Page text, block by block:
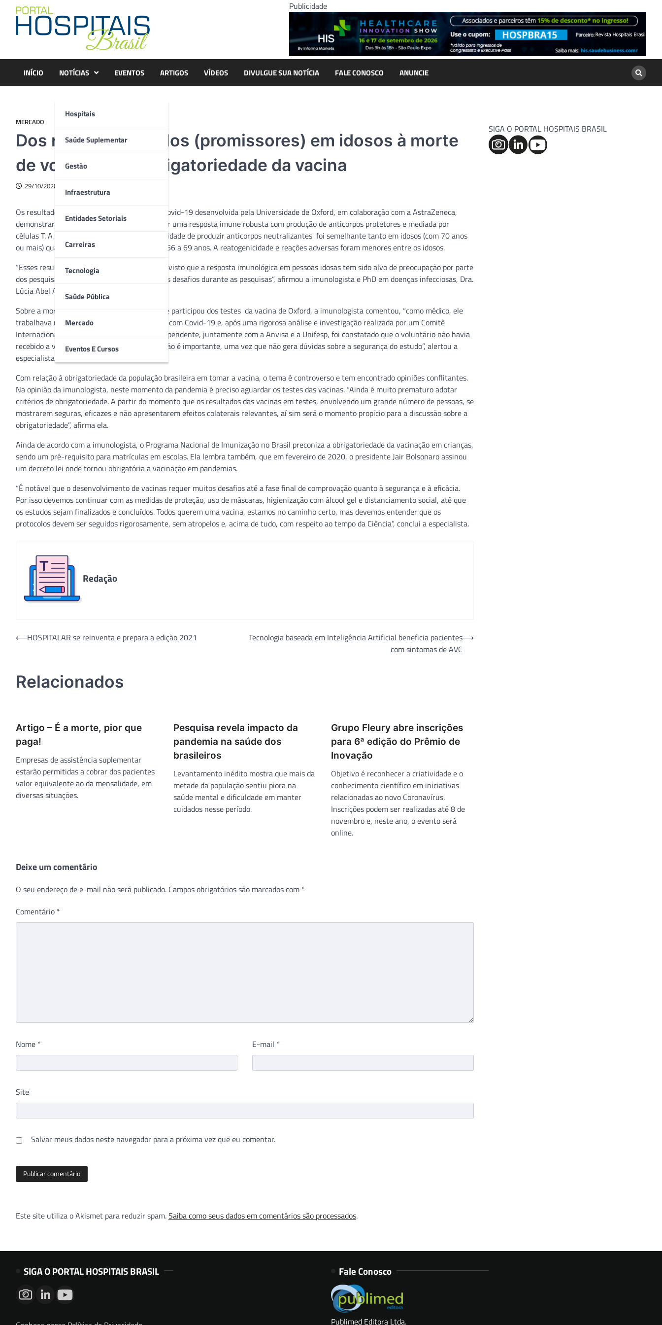
content
Publicidade
INÍCIO NOTÍCIAS
Hospitais
Saúde Suplementar
Gestão
Infraestrutura
Entidades Setoriais
Carreiras
Tecnologia
Saúde Pública
Mercado
Eventos E Cursos
EVENTOS ARTIGOS VÍDEOS DIVULGUE SUA NOTÍCIA FALE CONOSCO ANUNCIE
MERCADO
Dos novos resultados (promissores) em idosos à morte
de voluntário e obrigatoriedade da vacina
29/10/2020
Os resultados dos testes da vacina contra a Covid-19 desenvolvida pela Universidade de Oxford, em colaboração com a AstraZeneca,
demonstraram que a vacina é capaz de induzir uma resposta imune robusta com produção de anticorpos protetores e mediada por
células T. A imunogenicidade, ou seja, a capacidade de produzir anticorpos neutralizantes foi semelhante tanto em idosos (com 70 anos
ou mais) quanto em grupos de pessoas entre 56 a 69 anos. A reatogenicidade e reações adversas foram menores entre os idosos.
“Esses resultados são de grande importância, visto que a resposta imunológica em pessoas idosas tem sido alvo de preocupação por parte
dos pesquisadores, e constitui um dos maiores desafios durante as pesquisas”, afirmou a imunologista e PhD em doenças infecciosas, Dra.
Lúcia Abel Awad.
Sobre a morte de um voluntário brasileiro que participou dos testes da vacina de Oxford, a imunologista comentou, “como médico, ele
trabalhava na linha com pacientes infectados com Covid-19 e, após uma rigorosa análise e investigação realizada por um Comitê
Internacional de Avaliação de Segurança independente, juntamente com a Anvisa e a Unifesp, foi constatado que o voluntário não havia
recebido a vacina, e sim o placebo. Essa revisão é importante, uma vez que não gera dúvidas sobre a segurança do estudo”, alertou a
especialista.
Com relação à obrigatoriedade da população brasileira em tomar a vacina, o tema é controverso e tem encontrado opiniões conflitantes.
Na opinião da imunologista, neste momento da pandemia é preciso aguardar os testes das vacinas. “Ainda é muito prematuro adotar
critérios de obrigatoriedade. A partir do momento que os resultados das vacinas em testes, envolvendo um grande número de pessoas, se
mostrarem seguras, eficazes e não apresentarem efeitos colaterais relevantes, aí sim será o momento propício para a discussão sobre a
obrigatoriedade”, afirma ela.
Ainda de acordo com a imunologista, o Programa Nacional de Imunização no Brasil preconiza a obrigatoriedade da vacinação em crianças,
sendo um pré-requisito para matrículas em escolas. Ela lembra também, que em fevereiro de 2020, o presidente Jair Bolsonaro assinou
um decreto lei onde tornou obrigatória a vacinação em pandemias.
“É notável que o desenvolvimento de vacinas requer muitos desafios até a fase final de comprovação quanto à segurança e à eficácia.
Por isso devemos continuar com as medidas de proteção, uso de máscaras, higienização com álcool gel e distanciamento social, até que
os estudos sejam finalizados e concluídos. Todos querem uma vacina, estamos no caminho certo, mas devemos entender que os
protocolos devem ser seguidos rigorosamente, sem atropelos e, acima de tudo, com respeito ao tempo da Ciência”, conclui a especialista.
Redação
Navegação
⟵HOSPITALAR se reinventa e prepara a edição 2021
Tecnologia baseada em Inteligência Artificial beneficia pacientes
com sintomas de AVC
⟶
Relacionados
Artigo – É a morte, pior que
paga!
Empresas de assistência suplementar
estarão permitidas a cobrar dos pacientes
valor equivalente ao da mensalidade, em
diversas situações.
Pesquisa revela impacto da
pandemia na saúde dos
brasileiros
Levantamento inédito mostra que mais da
metade da população sentiu piora na
saúde mental e dificuldade em manter
cuidados nesse período.
Grupo Fleury abre inscrições
para 6ª edição do Prêmio de
Inovação
Objetivo é reconhecer a criatividade e o
conhecimento científico em iniciativas
relacionadas ao novo Coronavírus.
Inscrições podem ser realizadas até 8 de
novembro e, neste ano, o evento será
online.
Deixe um comentário
O seu endereço de e-mail não será publicado. Campos obrigatórios são marcados com *
Comentário *
Nome * E-mail *
Site
Salvar meus dados neste navegador para a próxima vez que eu comentar.
Este site utiliza o Akismet para reduzir spam.Saiba como seus dados em comentários são processados.
SIGA O PORTAL HOSPITAIS BRASIL
SIGA O PORTAL HOSPITAIS BRASIL Fale Conosco
Publimed Editora Ltda.